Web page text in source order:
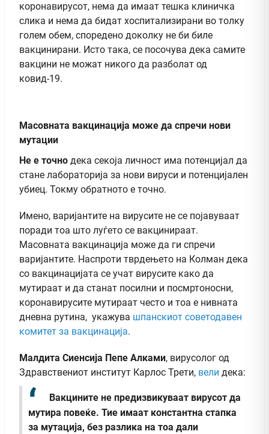
коронавирусот, нема да имаат тешка клиничка
слика и нема да бидат хоспитализирани во толку
голем обем, споредено доколку не би биле
вакцинирани. Исто така, се посочува дека самите
вакцини не можат никого да разболат од
ковид-19.
Масовната вакцинација може да спречи нови
мутации
Не е точно дека секоја личност има потенцијал да
стане лабораторија за нови вируси и потенцијален
убиец. Токму обратното е точно.
Имено, варијантите на вирусите не се појавуваат
поради тоа што луѓето се вакцинираат.
Масовната вакцинација може да ги спречи
варијантите. Наспроти тврдењето на Колман дека
со вакцинацијата се учат вирусите како да
мутираат и да станат посилни и посмртоносни,
коронавирусите мутираат често и тоа е нивната
дневна рутина, укажува шпанскиот советодавен
комитет за вакцинација.
Малдита Сиенсија Пепе Алками, вирусолог од
Здравствениот институт Карлос Трети, вели дека:
Вакцините не предизвикуваат вирусот да
мутира повеќе. Тие имаат константна стапка
за мутација, без разлика на тоа дали